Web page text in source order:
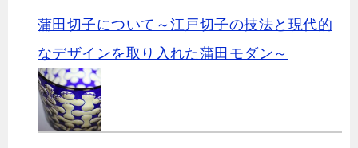
蒲田切子について～江戸切子の技法と現代的
なデザインを取り入れた蒲田モダン～